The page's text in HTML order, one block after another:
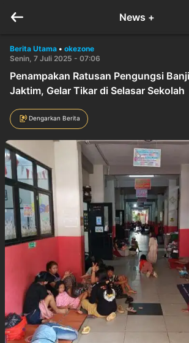
News +
Berita Utama • okezone
Senin, 7 Juli 2025 - 07:06
Penampakan Ratusan Pengungsi
Jaktim, Gelar Tikar di Selasar Sekolah
Dengarkan Berita